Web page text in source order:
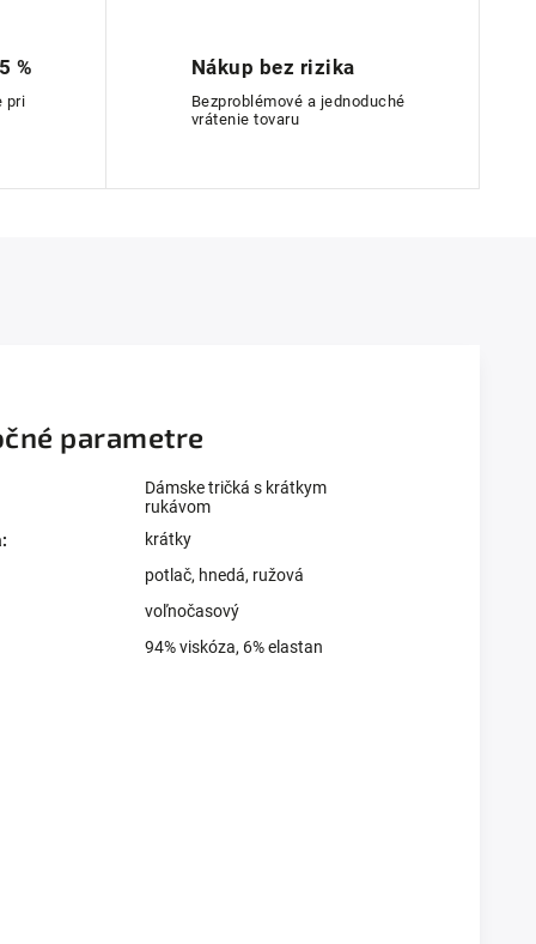
%
pri
Nákup bez rizika
Bezproblémové a jednoduché
vrátenie tovaru
parametre
Dámske tričká s krátkym
rukávom
:
krátky
potlač, hnedá, ružová
voľnočasový
94% viskóza, 6% elastan